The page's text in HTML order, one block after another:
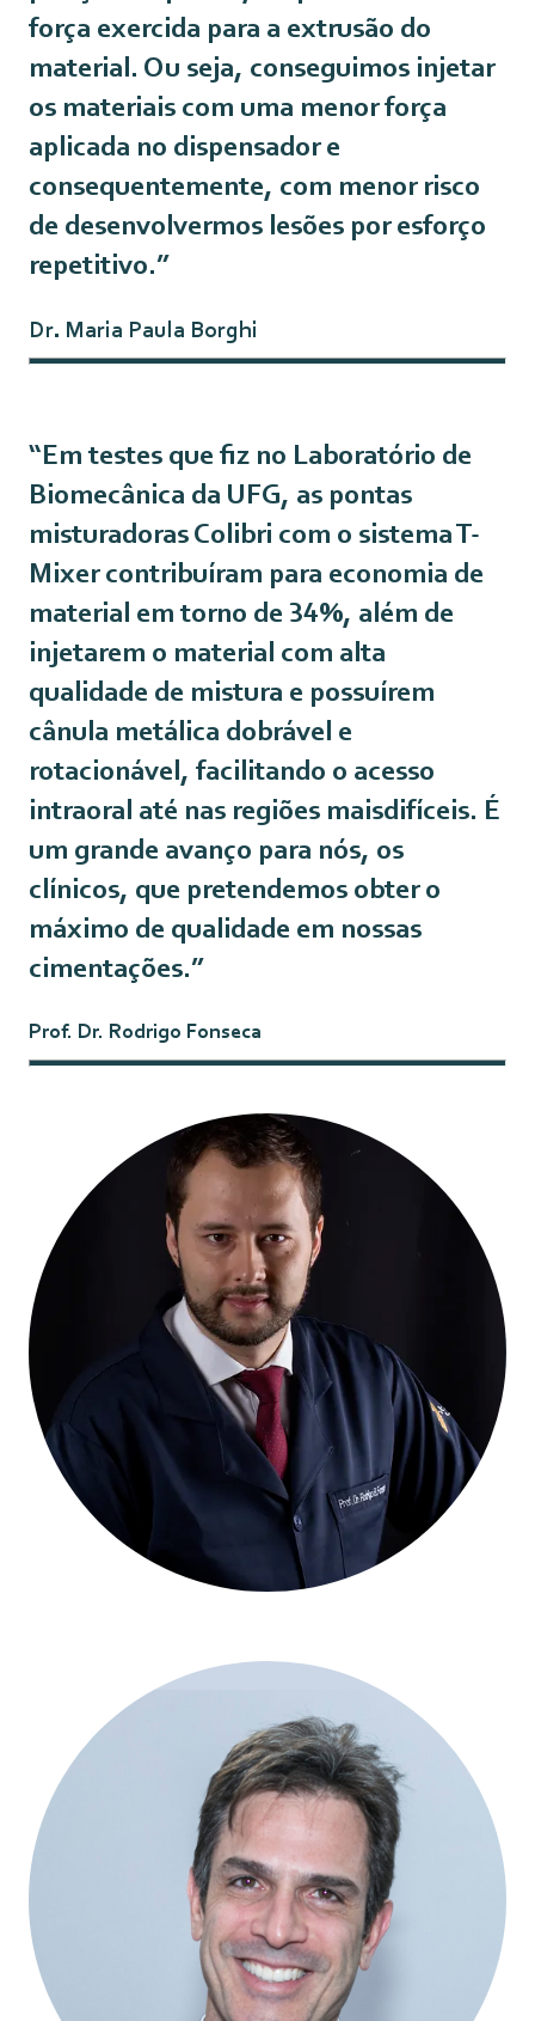
força exercida para a extrusão do
material. Ou seja, conseguimos injetar
os materiais com uma menor força
aplicada no dispensador e
consequentemente, com menor risco
de desenvolvermos lesões por esforço
repetitivo.”
Dr. Maria Paula Borghi
“Em testes que fiz no Laboratório de
Biomecânica da UFG, as pontas
misturadoras Colibri com o sistema T-
Mixer contribuíram para economia de
material em torno de 34%, além de
injetarem o material com alta
qualidade de mistura e possuírem
cânula metálica dobrável e
rotacionável, facilitando o acesso
intraoral até nas regiões maisdifíceis. É
um grande avanço para nós, os
clínicos, que pretendemos obter o
máximo de qualidade em nossas
cimentações.”
Prof. Dr. Rodrigo Fonseca